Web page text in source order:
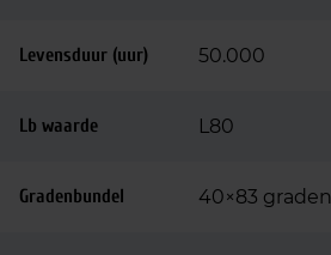
Levensduur (uur) 50.000
Lb waarde L80
Gradenbundel 40×83 graden